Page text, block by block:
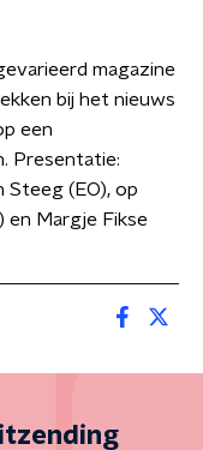
magazine
bij het nieuws
een
Presentatie:
Steeg (EO), op
en Margje Fikse